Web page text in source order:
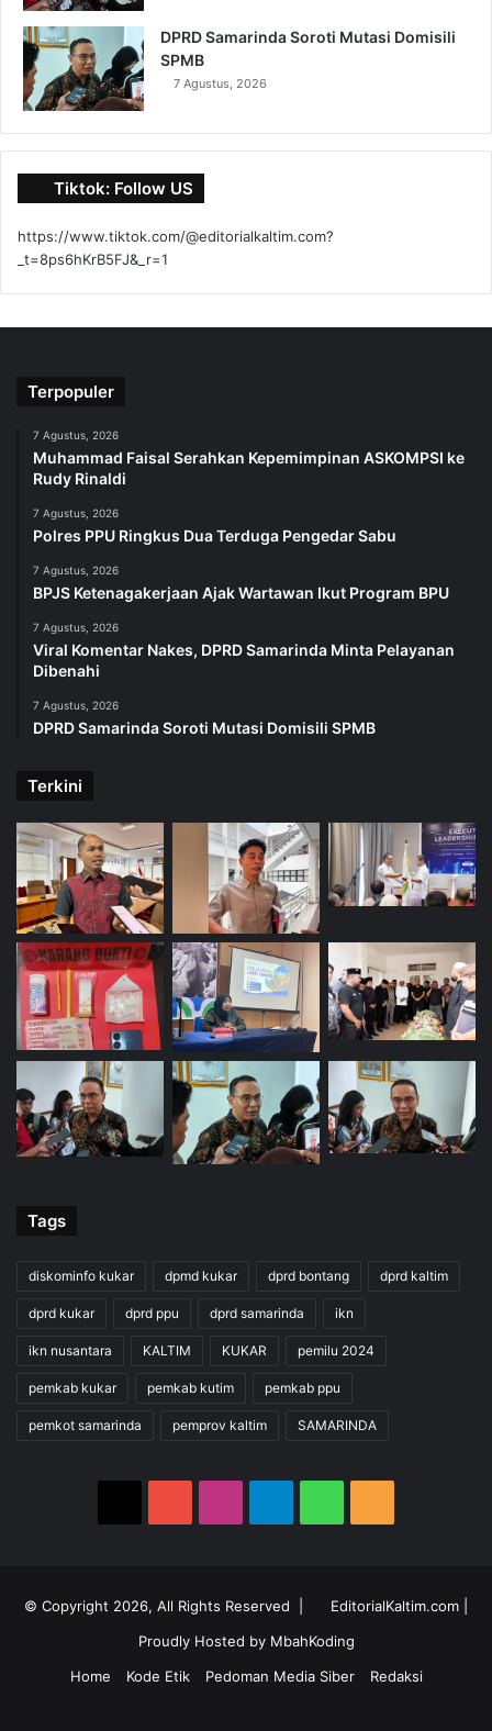
DPRD Samarinda Soroti Mutasi Domisili
SPMB
7 Agustus, 2026
Tiktok: Follow US
https://www.tiktok.com/@editorialkaltim.com?
_t=8ps6hKrB5FJ&_r=1
Terpopuler
7 Agustus, 2026
Muhammad Faisal Serahkan Kepemimpinan ASKOMPSI ke
Rudy Rinaldi
7 Agustus, 2026
Polres PPU Ringkus Dua Terduga Pengedar Sabu
7 Agustus, 2026
BPJS Ketenagakerjaan Ajak Wartawan Ikut Program BPU
7 Agustus, 2026
Viral Komentar Nakes, DPRD Samarinda Minta Pelayanan
Dibenahi
7 Agustus, 2026
DPRD Samarinda Soroti Mutasi Domisili SPMB
Terkini
Tags
diskominfo kukar dpmd kukar dprd bontang dprd kaltim
dprd kukar dprd ppu dprd samarinda ikn
ikn nusantara KALTIM KUKAR pemilu 2024
pemkab kukar pemkab kutim pemkab ppu
pemkot samarinda pemprov kaltim SAMARINDA
© Copyright 2026, All Rights Reserved | EditorialKaltim.com
Proudly Hosted by MbahKoding
Home
Kode Etik Pedoman Media Siber Redaksi